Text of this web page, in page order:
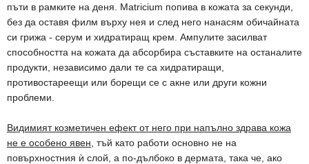
пъти в рамките на деня. Matricium попива в кожата за секунди,
без да оставя филм върху нея и след него нанасям обичайната
си грижа - серум и хидратиращ крем. Ампулите засилват
способността на кожата да абсорбира съставките на останалите
продукти, независимо дали те са хидратиращи,
противостареещи или борещи се с акне или други кожни
проблеми.
Видимият козметичен ефект от него при напълно здрава кожа
не е особено явен , тъй като работи основно не на
повърхностния ѝ слой, а по-дълбоко в дермата, така че, ако